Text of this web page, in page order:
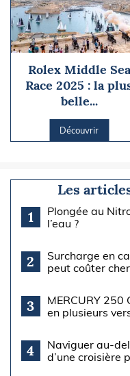
Rolex Middle Sea
Race 2025 : la
belle...
Découvrir
Les
1
Plongée au
l’eau ?
2
Surcharge en
peut coûter
3
MERCURY 250
en plusieurs
4
Naviguer au-
d’une croisière